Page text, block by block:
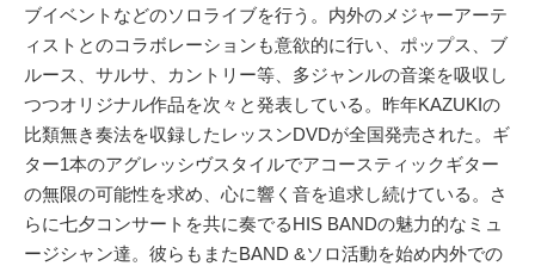
ブイベントなどのソロライブを行う。内外のメジャーアーテ
ィストとのコラボレーションも意欲的に行い、ポップス、ブ
ルース、サルサ、カントリー等、多ジャンルの音楽を吸収し
つつオリジナル作品を次々と発表している。昨年KAZUKIの
比類無き奏法を収録したレッスンDVDが全国発売された。ギ
ター1本のアグレッシヴスタイルでアコースティックギター
の無限の可能性を求め、心に響く音を追求し続けている。さ
らに七夕コンサートを共に奏でるHIS BANDの魅力的なミュ
ージシャン達。彼らもまたBAND &ソロ活動を始め内外での